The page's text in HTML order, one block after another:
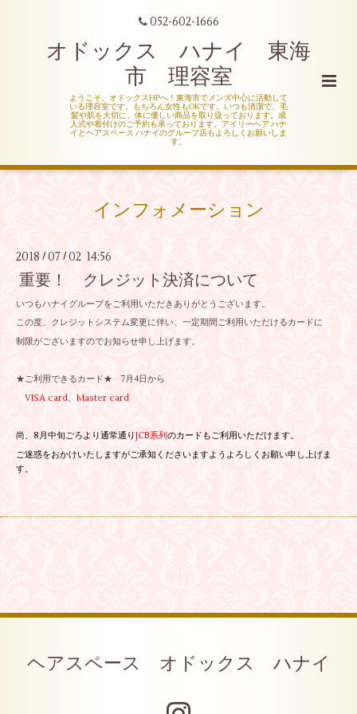
052-602-1666
オドックス ハナイ 東海
市 理容室
ようこそ、オドックスHPへ！東海市でメンズ中心に活動して
いる理容室です。もちろん女性もOKです。いつも清潔で、毛
髪や肌を大切に、体に優しい商品を取り扱っております。成
人式や着付けのご予約も承っております。アイリーヘア ハナ
イとヘアスペース ハナイのグループ店もよろしくお願いしま
す。
インフォメーション
2018 / 07 /02 14:56
重要！ クレジット決済について
いつもハナイグループをご利用いただきありがとうございます。
この度、クレジットシステム変更に伴い、一定期間ご利用いただけるカードに
制限がございますのでお知らせ申し上げます。
★ご利用できるカード★ 7月4日から
VISA card、 Master card
尚、8月中旬ごろより通常通りJCB系列のカードもご利用いただけます。
ご迷惑をおかけいたしますがご承知くださいますようよろしくお願い申し上げま
す。
ヘアスペース オドックス ハナイ